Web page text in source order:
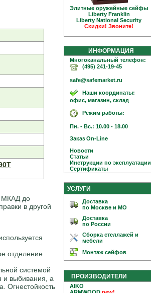
МКАД до
в другой
отделение
системой
и выбивания, а
Огнестойкость
Элитные оружейные сейфы
Liberty Franklin
Liberty National Security
Скидки! Звоните!
ИНФОРМАЦИЯ
Многоканальный телефон:
(495) 241-19-45
safe@safemarket.ru
Наши координаты:
офис, магазин, склад
Режим работы:
Пн. - Вс.: 10.00 - 18.00
Заказ On-Line
Новости
Статьи
Инструкции по эксплуатации
Сертификаты
УСЛУГИ
Доставка
по Москве и МО
Доставка
по России
Сборка стеллажей и
мебели
Монтаж сейфов
ПРОИЗВОДИТЕЛИ
AIKO